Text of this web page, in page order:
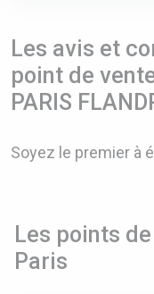
Les avis et
point de
PARIS
Soyez le premier à
Les points
Paris